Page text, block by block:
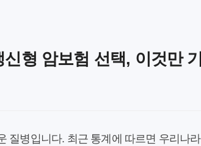
형 암보험 선택, 이것만
질병입니다. 최근 통계에 따르면 우리나